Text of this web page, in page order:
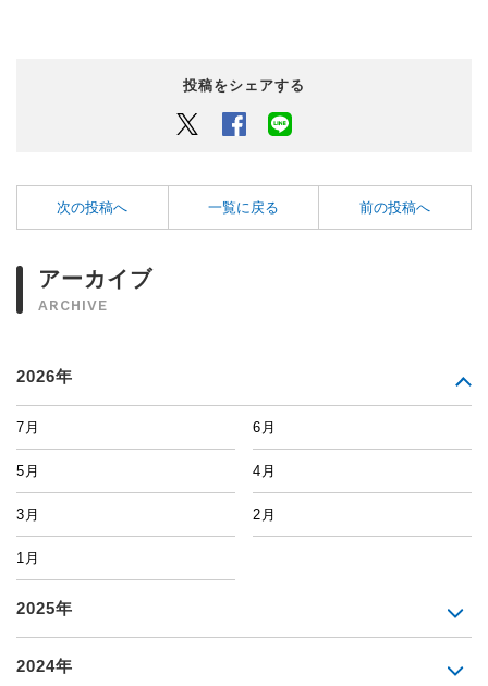
投稿をシェアする
Twitter Facebook
次の投稿へ 一覧に戻る 前の投稿へ
アーカイブ
ARCHIVE
2026年
7月 6月
5月 4月
3月 2月
1月
2025年
2024年